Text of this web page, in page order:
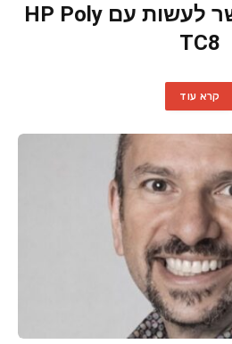
באמת- מה אפשר לעשות עם HP Poly
TC8
קרא עוד